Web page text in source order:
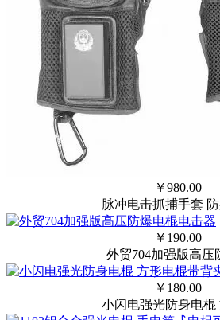
￥980.00
脉冲电击抓捕手套
￥ 190.00
外贸704加强版高压
￥ 180.00
小闪电强光防身电棍